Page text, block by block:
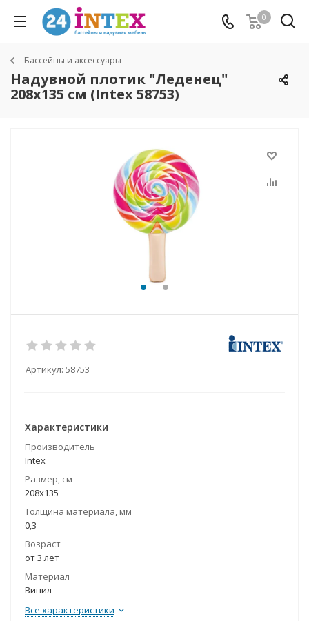
0
Бассейны и аксессуары
Надувной плотик "Леденец"
208х135 см (Intex 58753)
Артикул: 58753
Характеристики
Производитель
Intex
Размер, см
208х135
Толщина материала, мм
0,3
Возраст
от 3 лет
Материал
Винил
Все характеристики